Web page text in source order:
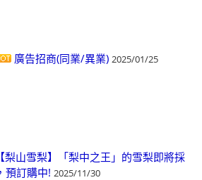
廣告招商(同業/異業) 2025/01/25
【梨山雪梨】「梨中之王」的雪梨即將採
預訂購中! 2025/11/30